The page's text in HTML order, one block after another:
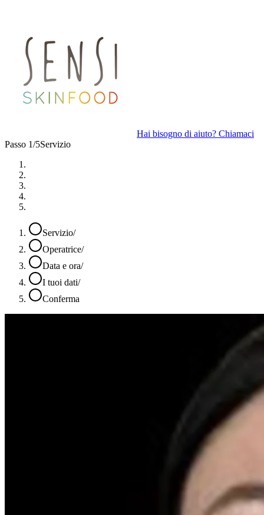
Hai bisogno di aiuto? Chiamaci
Passo 1/5Servizio
Servizio/
Operatrice/
Data e ora/
I tuoi dati/
Conferma